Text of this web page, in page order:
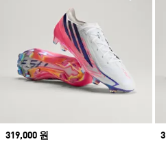
Price
319,000 원